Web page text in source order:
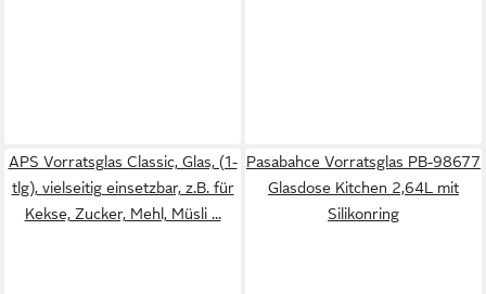
APS Vorratsglas Classic, Glas, (1-
tlg), vielseitig einsetzbar, z.B. für
Kekse, Zucker, Mehl, Müsli ...
Pasabahce Vorratsglas PB-98677
Glasdose Kitchen 2,64L mit
Silikonring